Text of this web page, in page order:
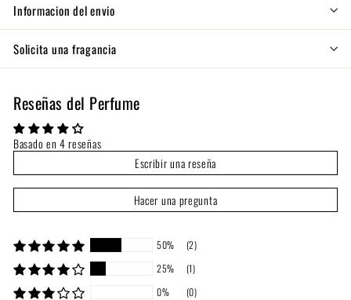
Informacion del envio
Solicita una fragancia
Reseñas del Perfume
Basado en 4 reseñas
Escribir una reseña
Hacer una pregunta
50%
(2)
25%
(1)
0%
(0)